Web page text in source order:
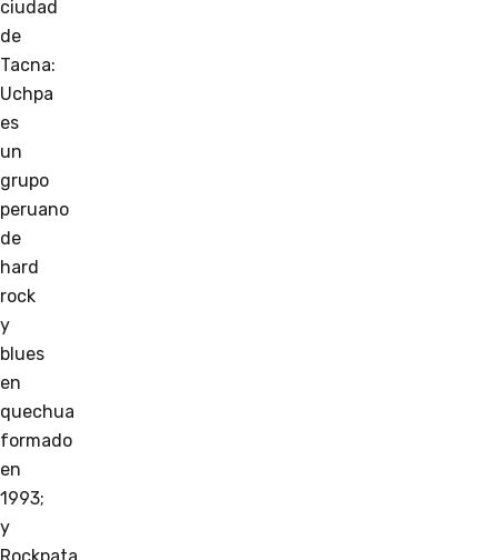
ciudad
de
Tacna:
Uchpa
es
un
grupo
peruano
de
hard
rock
y
blues
en
quechua
formado
en
1993;
y